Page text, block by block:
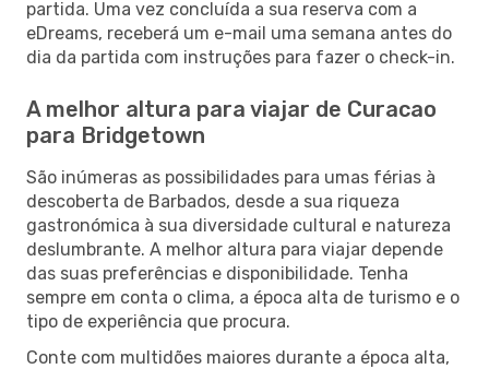
partida. Uma vez concluída a sua reserva com a
eDreams, receberá um e-mail uma semana antes do
dia da partida com instruções para fazer o check-in.
A melhor altura para viajar de Curacao
para Bridgetown
São inúmeras as possibilidades para umas férias à
descoberta de Barbados, desde a sua riqueza
gastronómica à sua diversidade cultural e natureza
deslumbrante. A melhor altura para viajar depende
das suas preferências e disponibilidade. Tenha
sempre em conta o clima, a época alta de turismo e o
tipo de experiência que procura.
Conte com multidões maiores durante a época alta,